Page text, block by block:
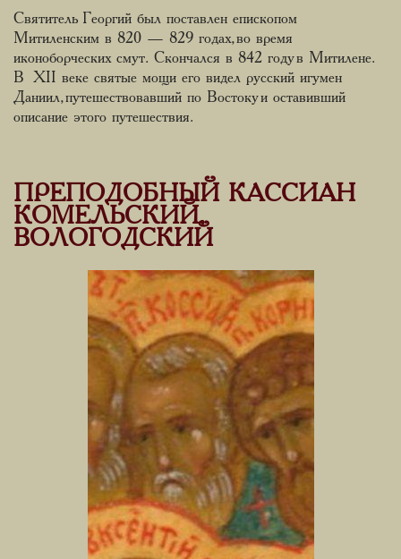
Святитель Георгий был поставлен епископом
Митиленским в 820 — 829 годах, во время
иконоборческих смут. Скончался в 842 году в Митилене.
В XII веке святые мощи его видел русский игумен
Даниил, путешествовавший по Востоку и оставивший
описание этого путешествия.
ПРЕПОДОБНЫЙ КАССИАН
КОМЕЛЬСКИЙ,
ВОЛОГОДСКИЙ